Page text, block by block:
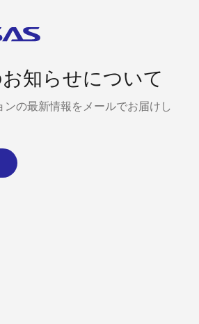
知らせについて
の最新情報をメールでお届けし